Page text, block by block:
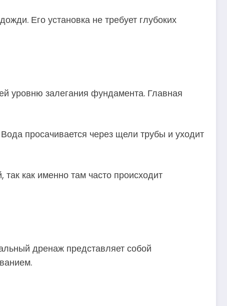
Его установка не требует глубоких
уровню залегания фундамента. Главная
просачивается через щели трубы и уходит
как именно там часто происходит
дренаж представляет собой